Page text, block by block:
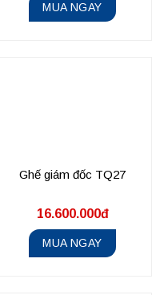
MUA NGAY
Ghế giám đốc TQ27
16.600.000đ
MUA NGAY